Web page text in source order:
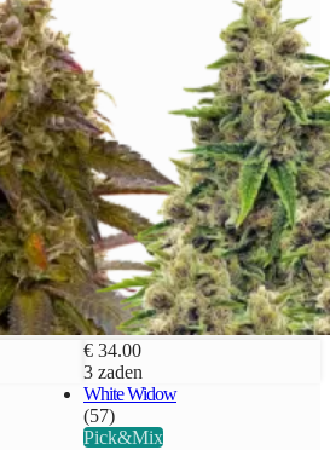
€ 34.00
3 zaden
White Widow
(57)
Pick&Mix